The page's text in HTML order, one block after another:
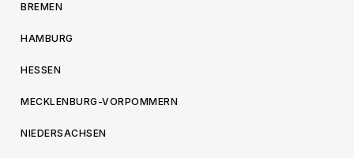
BREMEN
HAMBURG
HESSEN
MECKLENBURG-VORPOMMERN
NIEDERSACHSEN